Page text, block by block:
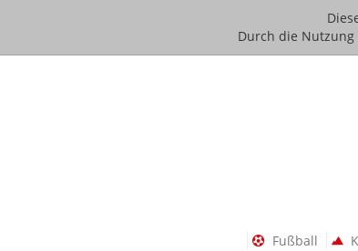
Durch die Nutzung
Fußball